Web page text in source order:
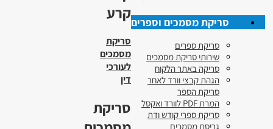
קרע
סריקת
מסמכים
לעורכי
דין
סריקת
סריקת מסמכים וספרים
סריקת ספרים
שירותי סריקת מסמכים
סריקה באתר הלקוח
הגהת קבצי וורד לאחר
סריקת הספר
המרת PDF לוורד ואקסל
סריקת ספרי קודש ודת
גריסת מסמכים